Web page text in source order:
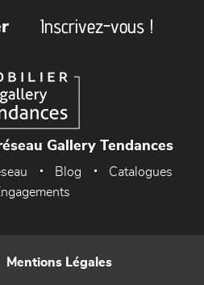
Inscrivez-vous !
Gallery Tendances
Blog
Catalogues
Mentions Légales